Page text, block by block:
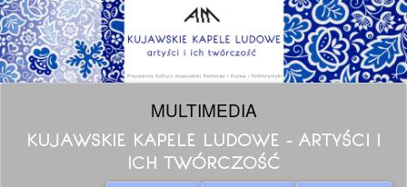
MULTIMEDIA
KUJAWSKIE KAPELE LUDOWE - ARTYŚCI I
ICH TWÓRCZOŚĆ